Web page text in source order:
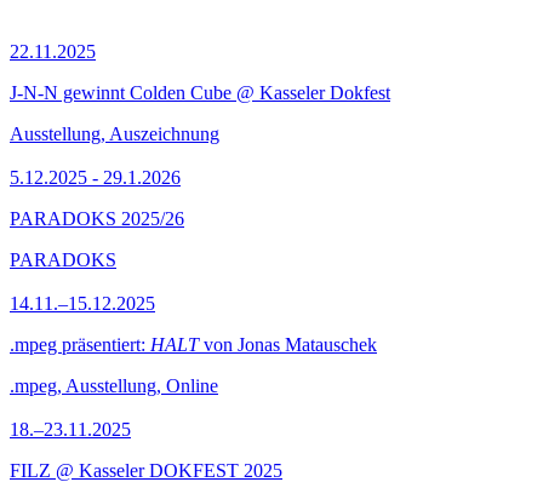
22.11.2025
J-N-N gewinnt Colden Cube @ Kasseler Dokfest
Ausstellung, Auszeichnung
5.12.2025 - 29.1.2026
PARADOKS 2025/26
PARADOKS
14.11.–15.12.2025
.mpeg präsentiert: HALTvon Jonas Matauschek
.mpeg, Ausstellung, Online
18.–23.11.2025
FILZ @ Kasseler DOKFEST 2025